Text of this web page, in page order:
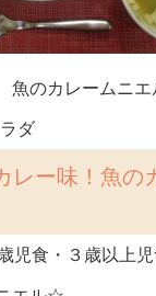
のカレームニエ
ダ
レー味！魚の
児食・３歳以上児